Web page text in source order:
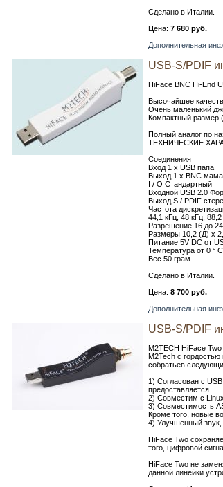
Сделано в Италии.
Цена: 7 680 руб.
Дополнительная
USB-S/PDIF
HiFace BNC Hi-End
Высочайшее
Очень маленький
Компактный размер
Полный аналог по
ТЕХНИЧЕСКИЕ
Соединения
Вход 1 х USB папа
Выход 1 х BNC мама
I / O Стандартный
Входной USB 2.0
Выход S / PDIF
Частота
44,1 кГц, 48 кГц,
Разрешение 16 до
Размеры 10,2 (Д) х
Питание 5V DC от
Температура от 0 °
Вес 50 грам.
Сделано в Италии.
Цена: 8 700 руб.
Дополнительная
USB-S/PDIF
M2TECH HiFace
M2Tech с
собратьев
1) Согласован с
предоставляется.
2) Совместим с
3) Совместимость
Кроме того, новые
4) Улучшенный
HiFace Two
того, цифровой
HiFace Two не
данной линейки